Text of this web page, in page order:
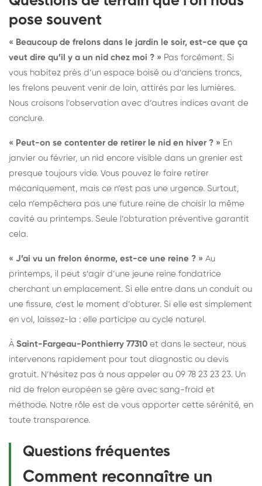
pose souvent
« Beaucoup de frelons dans le jardin le soir, est-ce que ça
veut dire qu’il y a un nid chez moi ? » Pas forcément. Si
vous habitez près d’un espace boisé ou d’anciens troncs,
les frelons peuvent venir de loin, attirés par les lumières.
Nous croisons l’observation avec d’autres indices avant de
conclure.
« Peut-on se contenter de retirer le nid en hiver ? » En
janvier ou février, un nid encore visible dans un grenier est
presque toujours vide. Vous pouvez le faire retirer
mécaniquement, mais ce n’est pas une urgence. Surtout,
cela n’empêchera pas une future reine de choisir la même
cavité au printemps. Seule l’obturation préventive garantit
cela.
« J’ai vu un frelon énorme, est-ce une reine ? » Au
printemps, il peut s’agir d’une jeune reine fondatrice
cherchant un emplacement. Si elle entre dans un conduit ou
une fissure, c’est le moment d’obturer. Si elle est simplement
en vol, laissez-la : elle participe au cycle naturel.
À Saint-Fargeau-Ponthierry 77310 et dans le secteur, nous
intervenons rapidement pour tout diagnostic ou devis
gratuit. N’hésitez pas à nous appeler au 09 78 23 23 23. Un
nid de frelon européen se gère avec sang-froid et
méthode. Notre rôle est de vous apporter cette sérénité, en
toute transparence.
Questions fréquentes
Comment reconnaître un